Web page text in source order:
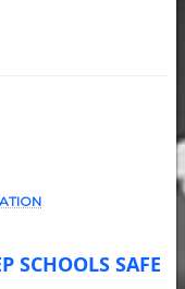
SCHOOLS SAFE